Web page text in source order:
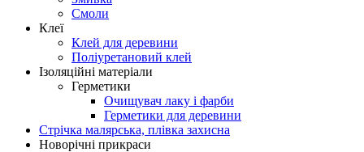
Смоли
Клеї
Клей для деревини
Поліуретановий клей
Ізоляційні матеріали
Герметики
Очищувач лаку і фарби
Герметики для деревини
Стрічка малярська, плівка захисна
Новорічні прикраси